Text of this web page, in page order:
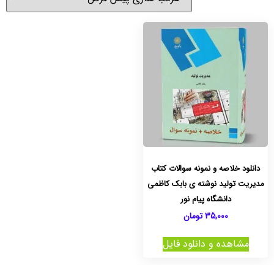
دانلود خلاصه و نمونه سوالات کتاب
مدیریت تولید نوشته ی بابک کاظمی
دانشگاه پیام نور
35,000 تومان
مشاهده و دانلود فایل